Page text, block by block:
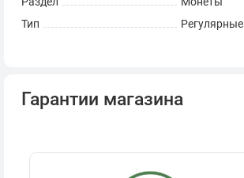
Тип
Регулярные
Гарантии магазина